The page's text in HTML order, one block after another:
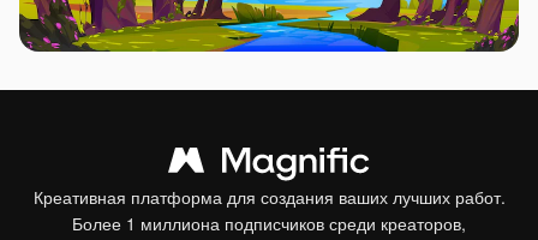
Креативная платформа для создания ваших лучших работ.
Более 1 миллиона подписчиков среди креаторов,